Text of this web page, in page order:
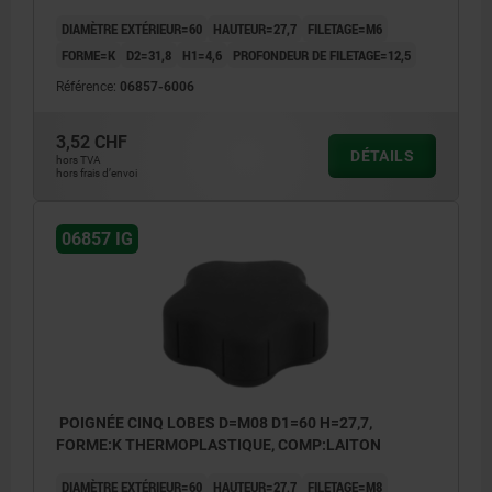
DIAMÈTRE EXTÉRIEUR=60 HAUTEUR=27,7
FILETAGE=M6
FORME=K
D2=31,8 H1=4,6 PROFONDEUR DE FILETAGE=12,5
Référence: 06857-6006
3,52 CHF
hors TVA
hors frais d’envoi
DÉTAILS
06857 IG
POIGNÉE CINQ LOBES D=M08 D1=60 H=27,7,
FORME:K THERMOPLASTIQUE, COMP:LAITON
DIAMÈTRE EXTÉRIEUR=60 HAUTEUR=27,7 FILETAGE=M8